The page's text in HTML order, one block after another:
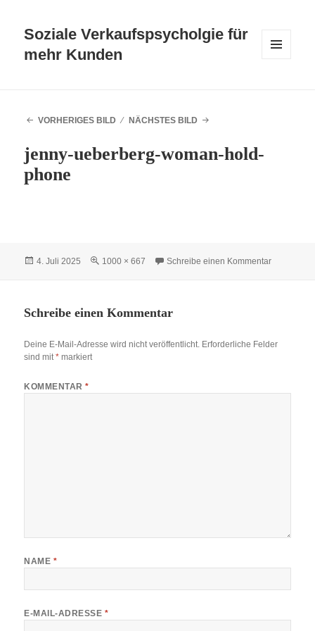
Soziale Verkaufspsycholgie für
mehr Kunden
VORHERIGES BILD NÄCHSTES BILD
jenny-ueberberg-woman-hold-
phone
Veröffentlicht
4. Juli 2025 Originalgröße
1000 × 667 Schreibe einen Kommentar
Schreibe einen Kommentar
Deine E-Mail-Adresse wird nicht veröffentlicht. Erforderliche Felder
sind mit* markiert
KOMMENTAR*
NAME *
E-MAIL-ADRESSE *